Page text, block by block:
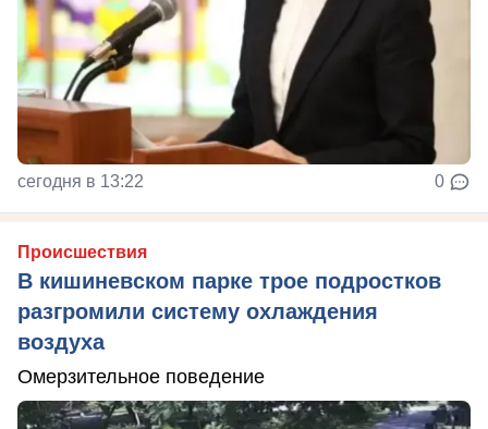
сегодня в 13:22 0
Происшествия
В кишиневском парке трое подростков
разгромили систему охлаждения
воздуха
Омерзительное поведение